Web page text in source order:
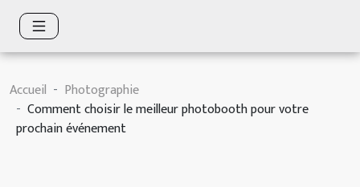
Accueil
Photographie
Comment choisir le meilleur photobooth pour votre
prochain événement